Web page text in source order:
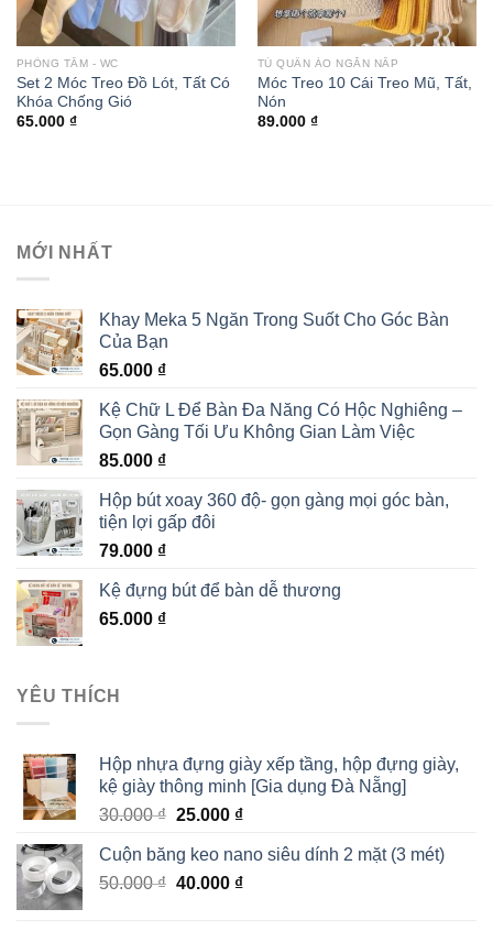
PHÒNG TẮM - WC
Set 2 Móc Treo Đồ Lót, Tất Có
Khóa Chống Gió
65.000 ₫
TỦ QUẦN ÁO NGĂN NẮP
Móc Treo 10 Cái Treo Mũ, Tất,
Nón
89.000 ₫
MỚI NHẤT
Khay Meka 5 Ngăn Trong Suốt Cho Góc Bàn
Của Bạn
65.000 ₫
Kệ Chữ L Để Bàn Đa Năng Có Hộc Nghiêng –
Gọn Gàng Tối Ưu Không Gian Làm Việc
85.000 ₫
Hộp bút xoay 360 độ- gọn gàng mọi góc bàn,
tiện lợi gấp đôi
79.000 ₫
Kệ đựng bút để bàn dễ thương
65.000 ₫
YÊU THÍCH
Hộp nhựa đựng giày xếp tầng, hộp đựng giày,
kệ giày thông minh [Gia dụng Đà Nẵng]
30.000₫ 25.000 ₫
Cuộn băng keo nano siêu dính 2 mặt (3 mét)
50.000₫ 40.000 ₫